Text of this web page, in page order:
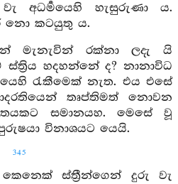
අධර්‍මයෙහි හැසුරුණා ය.
නො කටයුතු ය.
මැනැවින් රක්නා ලදැ යි
හදහන්නේ ද? නානාවිධ
රැකීමෙක් නැත. එය එසේ
තෘප්තිමත් නොවන
සමානයහ. මෙසේ වූ
විනාශයට යෙයි.
345
කෙනෙක් ස්ත්‍රීන්ගෙන් දුරු වැ